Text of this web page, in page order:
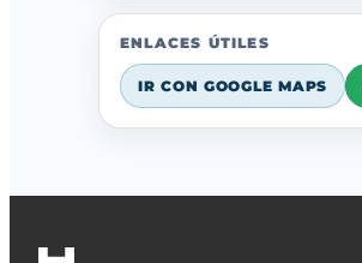
ENLACES ÚTILES
IR CON GOOGLE MAPS